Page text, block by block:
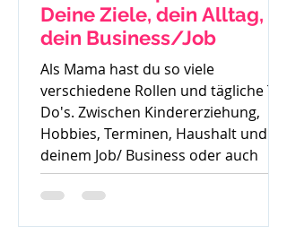
Deine Ziele, dein Alltag,
dein Business/Job
Als Mama hast du so viele
verschiedene Rollen und tägliche To
Do's. Zwischen Kindererziehung,
Hobbies, Terminen, Haushalt und
deinem Job/ Business oder auch
deiner Zeit für dich, ist es oft sehr
schwer die Perspektive für die